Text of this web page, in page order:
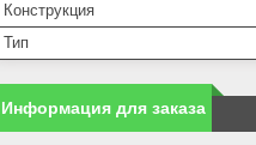
Конструкция
Тип
Информация для заказа